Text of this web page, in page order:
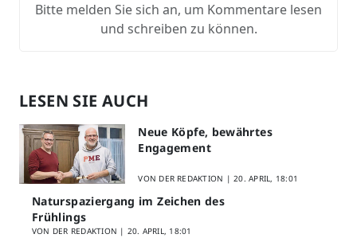
Bitte melden Sie sich an, um Kommentare lesen
und schreiben zu können.
LESEN SIE AUCH
Neue Köpfe, bewährtes
Engagement
VON DER REDAKTION |20. APRIL, 18:01
Naturspaziergang im Zeichen des
Frühlings
VON DER REDAKTION | 20. APRIL, 18:01